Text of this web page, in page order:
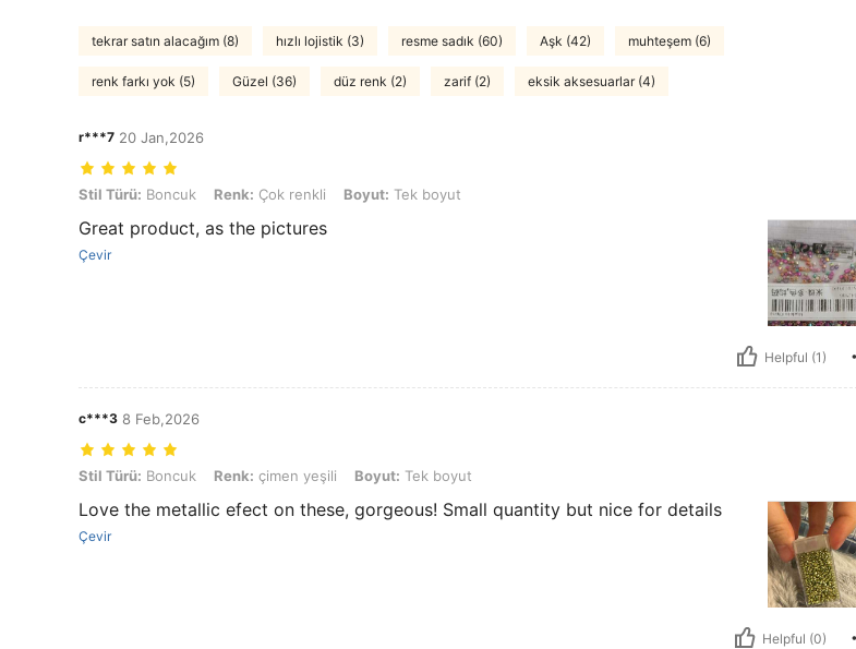
tekrar satın alacağım (8) hızlı lojistik (3) resme sadık (60) Aşk (42) muhteşem (6)
renk farkı yok (5) Güzel (36) düz renk (2) zarif (2) eksik aksesuarlar (4)
r***7 20 Jan,2026
Stil Türü: Boncuk, Renk: Çok renkli, Boyut: Tek boyut
Stil Türü: Boncuk Renk: Çok renkli Boyut: Tek boyut
Great product, as the pictures
Çevir
Helpful (1)
c***3 8 Feb,2026
Stil Türü: Boncuk, Renk: çimen yeşili, Boyut: Tek boyut
Stil Türü: Boncuk Renk: çimen yeşili Boyut: Tek boyut
Love the metallic efect on these, gorgeous! Small quantity but nice for details
Çevir
Helpful (0)